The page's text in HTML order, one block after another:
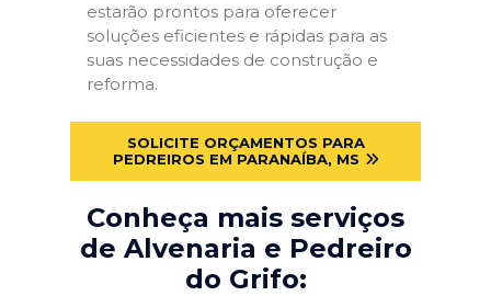
estarão prontos para oferecer
soluções eficientes e rápidas para as
suas necessidades de construção e
reforma.
SOLICITE ORÇAMENTOS PARA
PEDREIROS EM PARANAÍBA, MS
Conheça mais serviços
de Alvenaria e Pedreiro
do Grifo: